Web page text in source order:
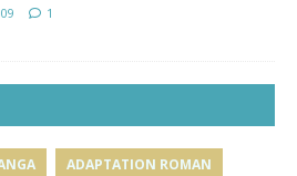
1
ADAPTATION ROMAN